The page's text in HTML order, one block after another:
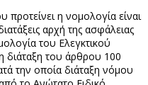
προτείνει η νομολογία είναι
αρχή της ασφάλειας
του Ελεγκτικού
διάταξη του άρθρου 100
την οποία διάταξη νόμου